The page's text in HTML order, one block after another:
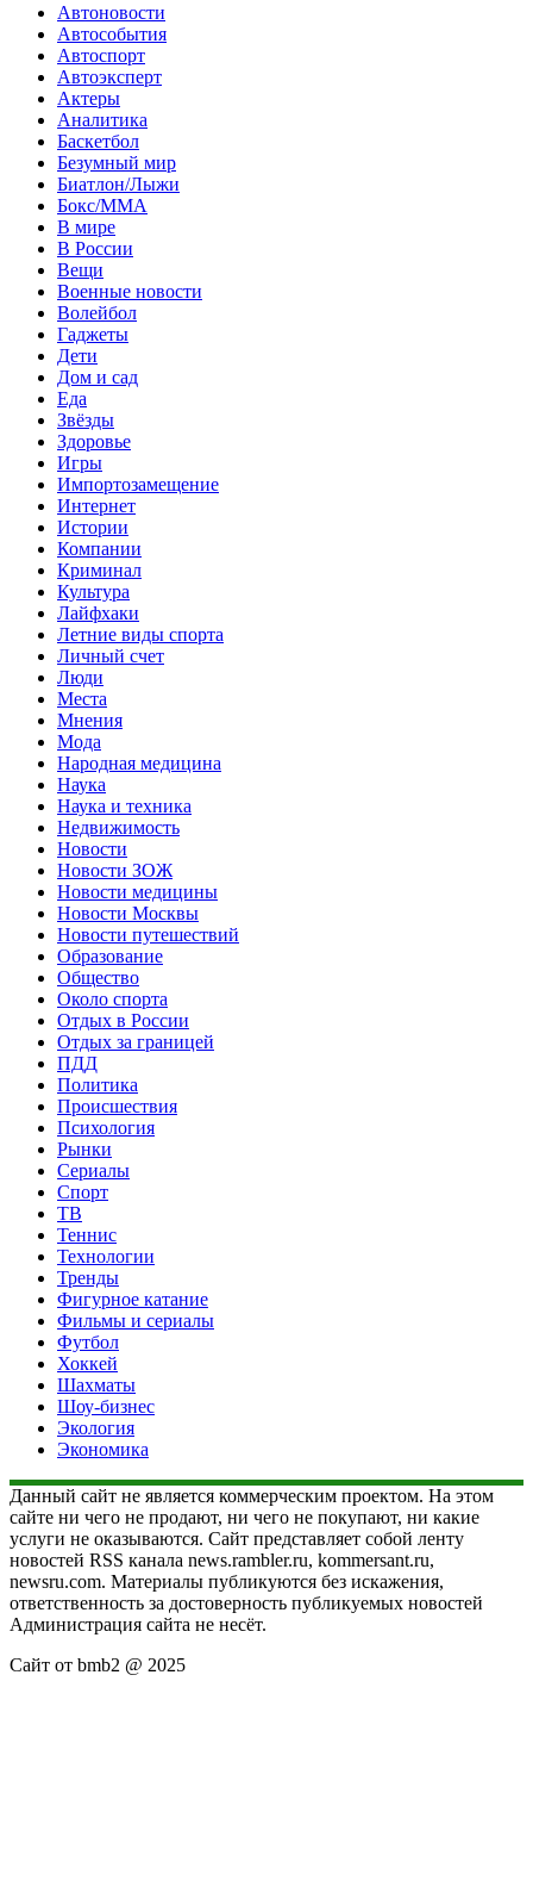
Автоновости
Автособытия
Автоспорт
Автоэксперт
Актеры
Аналитика
Баскетбол
Безумный мир
Биатлон/Лыжи
Бокс/MMA
В мире
В России
Вещи
Военные новости
Волейбол
Гаджеты
Дети
Дом и сад
Еда
Звёзды
Здоровье
Игры
Импортозамещение
Интернет
Истории
Компании
Криминал
Культура
Лайфхаки
Летние виды спорта
Личный счет
Люди
Места
Мнения
Мода
Народная медицина
Наука
Наука и техника
Недвижимость
Новости
Новости ЗОЖ
Новости медицины
Новости Москвы
Новости путешествий
Образование
Общество
Около спорта
Отдых в России
Отдых за границей
ПДД
Политика
Происшествия
Психология
Рынки
Сериалы
Спорт
ТВ
Теннис
Технологии
Тренды
Фигурное катание
Фильмы и сериалы
Футбол
Хоккей
Шахматы
Шоу-бизнес
Экология
Экономика
Данный сайт не является коммерческим проектом. На этом
сайте ни чего не продают, ни чего не покупают, ни какие
услуги не оказываются. Сайт представляет собой ленту
новостей RSS канала news.rambler.ru, kommersant.ru,
newsru.com. Материалы публикуются без искажения,
ответственность за достоверность публикуемых новостей
Администрация сайта не несёт.
Сайт от bmb2 @ 2025